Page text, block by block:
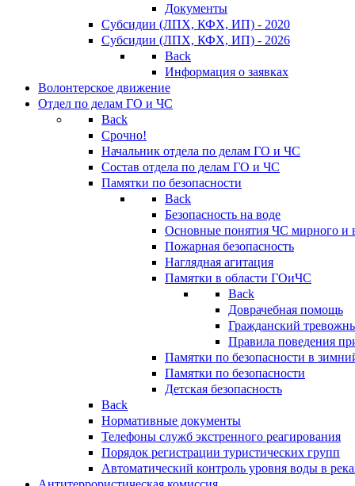
Документы
Субсидии (ЛПХ, КФХ, ИП) - 2020
Субсидии (ЛПХ, КФХ, ИП) - 2026
Back
Информация о заявках
Волонтерское движение
Отдел по делам ГО и ЧС
Back
Срочно!
Начальник отдела по делам ГО и ЧС
Состав отдела по делам ГО и ЧС
Памятки по безопасности
Back
Безопасность на воде
Основные понятия ЧС мирного и
Пожарная безопасность
Наглядная агитация
Памятки в области ГОиЧС
Back
Доврачебная помощь
Гражданский
Правила поведения
Памятки по безопасности в
Памятки по безопасности
Детская безопасность
Back
Нормативные документы
Телефоны служб экстренного реагирования
Порядок регистрации туристических групп
Автоматический контроль уровня воды в